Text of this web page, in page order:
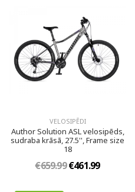
VELOSIPĒDI
Author Solution ASL velosipēds,
sudraba krāsā, 27.5'', Frame size
18
€659.99€461.99